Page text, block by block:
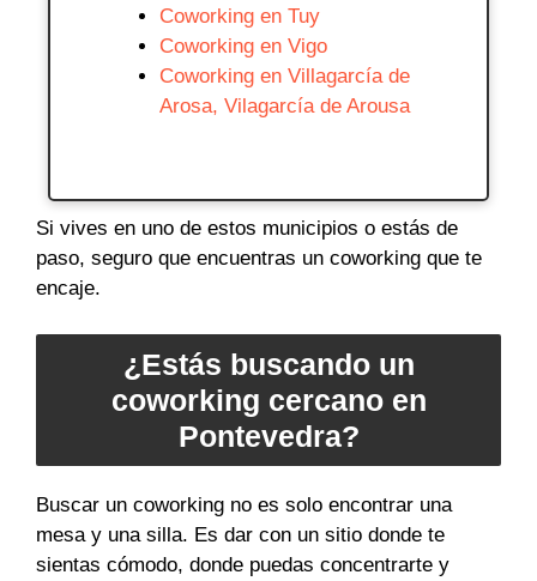
Coworking en Tuy
Coworking en Vigo
Coworking en Villagarcía de
Arosa, Vilagarcía de Arousa
Si vives en uno de estos municipios o estás de
paso, seguro que encuentras un coworking que te
encaje.
¿Estás buscando un
coworking cercano en
Pontevedra?
Buscar un coworking no es solo encontrar una
mesa y una silla. Es dar con un sitio donde te
sientas cómodo, donde puedas concentrarte y